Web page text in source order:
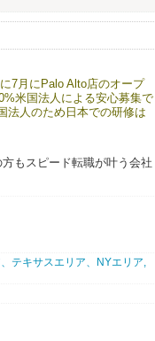
7月にPalo Alto店のオープ
米国法人による安心募集で
法人のため日本での研修は
あり、ほとんどの社員が毎
日本では味わえない働き方
もスピード転職が叶う会社
ンスを掴みませんか？業
テキサスエリア、NYエリア,